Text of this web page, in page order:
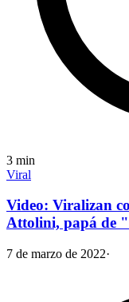
3 min
Viral
Video: Viralizan
Attolini, papá de
7 de marzo de 2022·